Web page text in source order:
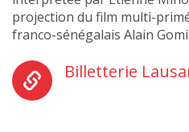
projection du film multi-
franco-sénégalais Alain
Billetterie